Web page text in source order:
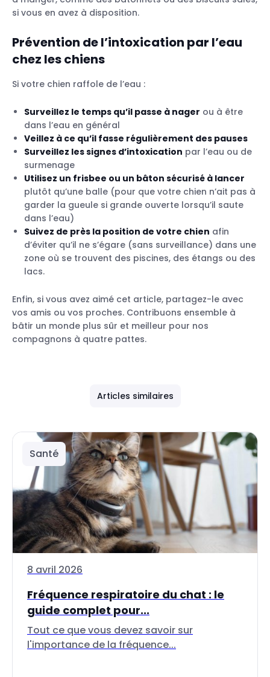
si vous en avez à disposition.
Prévention de l’intoxication par l’eau
chez les chiens
Si votre chien raffole de l’eau :
Surveillez le temps qu’il passe à nager ou à être
dans l’eau en général
Veillez à ce qu’il fasse régulièrement des pauses
Surveillez les signes d’intoxication par l’eau ou de
surmenage
Utilisez un frisbee ou un bâton sécurisé à lancer
plutôt qu’une balle (pour que votre chien n’ait pas à
garder la gueule si grande ouverte lorsqu’il saute
dans l’eau)
Suivez de près la position de votre chien afin
d’éviter qu’il ne s’égare (sans surveillance) dans une
zone où se trouvent des piscines, des étangs ou des
lacs.
Enfin, si vous avez aimé cet article, partagez-le avec
vos amis ou vos proches. Contribuons ensemble à
bâtir un monde plus sûr et meilleur pour nos
compagnons à quatre pattes.
Articles similaires
Santé
8 avril 2026
Fréquence respiratoire du chat : le
guide complet pour...
Tout ce que vous devez savoir sur
l'importance de la fréquence...